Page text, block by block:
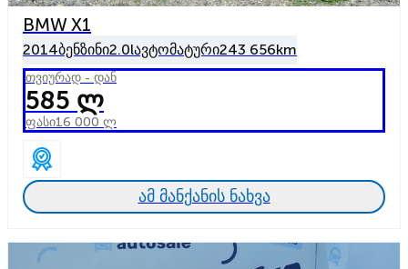
BMW X1
2014ბენზინი2.0lავტომატური243 656km
თვიურად - დან
585 ლ
ფასი16 000 ლ
ამ მანქანის ნახვა